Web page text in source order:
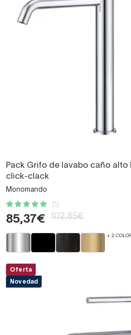
Pack Grifo de lavabo caño alto
click-clack
Monomando
(1)
85,37€ 102,85€
+ 2
Oferta
Novedad